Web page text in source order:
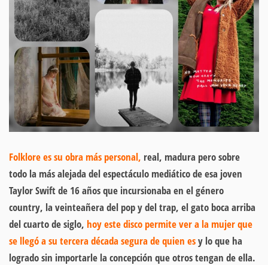
Folklore es su obra más personal, real, madura pero sobre
todo la más alejada del espectáculo mediático de esa joven
Taylor Swift de 16 años que incursionaba en el género
country, la veinteañera del pop y del trap, el gato boca arriba
del cuarto de siglo, hoy este disco permite ver a la mujer que
se llegó a su tercera década segura de quien esy lo que ha
logrado sin importarle la concepción que otros tengan de ella.